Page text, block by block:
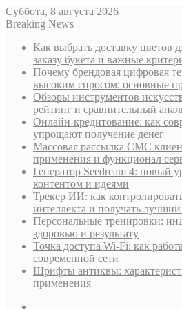
Суббота, 8 августа 2026
Breaking News
Как выбрать доставку цветов
заказу букета и важные
Почему брендовая цифровая
высоким спросом: основные
Обзоры инструментов
рейтинг и сравнительный
Онлайн-кредитование: как
упрощают получение денег
Массовая рассылка СМС
применения и функционал
Генератор Seedream 4: новый
контентом и идеями
Трекер ИИ: как
интеллекта и получать лучший
Персональные тренировки:
здоровью и результату
Точка доступа Wi-Fi: как
современной сети
Шрифты антиквы:
применения